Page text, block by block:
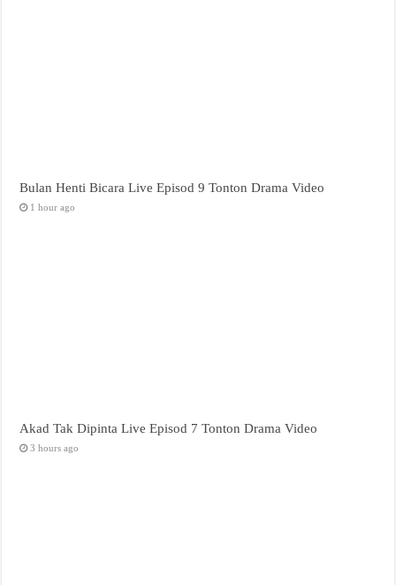
Bulan Henti Bicara Live Episod 9 Tonton Drama Video
1 hour ago
Akad Tak Dipinta Live Episod 7 Tonton Drama Video
3 hours ago